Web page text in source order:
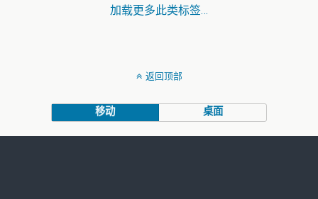
加载更多此类标签…
返回顶部
移动 桌面